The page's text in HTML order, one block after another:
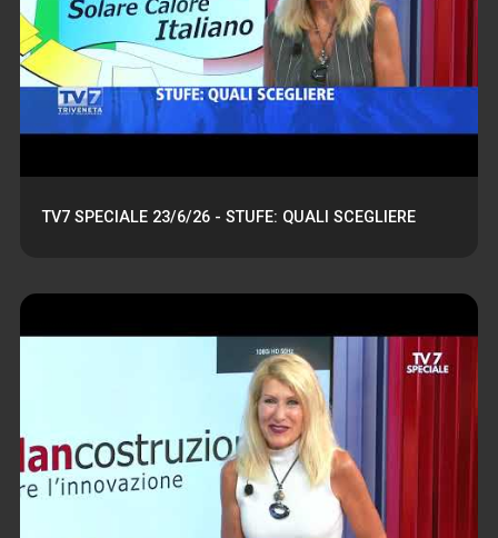
TV7 SPECIALE 23/6/26 - STUFE: QUALI SCEGLIERE